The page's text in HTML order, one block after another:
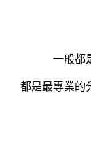
一般都
都是最專業的